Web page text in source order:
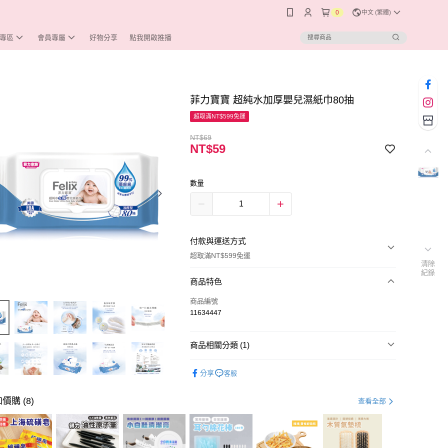
0 中文 (繁體)
區 會員專屬 好物分享 點我開啟推播
菲力寶寶 超純水加厚嬰兒濕紙巾80抽
超取滿NT$599免運
NT$69
NT$59
數量
付款與運送方式
超取滿NT$599免運
付款方式
信用卡一次付款
街口支付
運送方式
商品特色
商品編號
11634447
商品相關分類 (1)
分享
客服
價購 (8) 查看全部
清除
紀錄